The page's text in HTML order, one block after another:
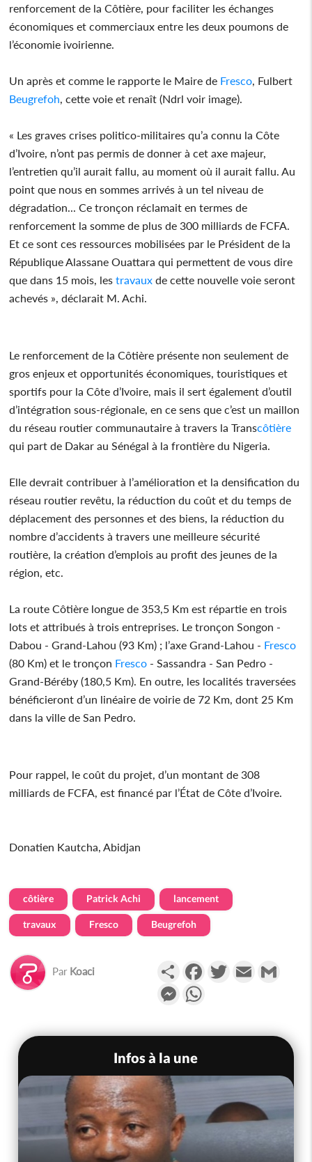
renforcement de la Côtière, pour faciliter les échanges
économiques et commerciaux entre les deux poumons de
l’économie ivoirienne.
Un après et comme le rapporte le Maire de Fresco , Fulbert
Beugrefoh , cette voie et renaît (Ndrl voir image).
« Les graves crises politico-militaires qu’a connu la Côte
d’Ivoire, n’ont pas permis de donner à cet axe majeur,
l’entretien qu’il aurait fallu, au moment où il aurait fallu. Au
point que nous en sommes arrivés à un tel niveau de
dégradation... Ce tronçon réclamait en termes de
renforcement la somme de plus de 300 milliards de FCFA.
Et ce sont ces ressources mobilisées par le Président de la
République Alassane Ouattara qui permettent de vous dire
que dans 15 mois, lestravaux de cette nouvelle voie seront
achevés », déclarait M. Achi.
Le renforcement de la Côtière présente non seulement de
gros enjeux et opportunités économiques, touristiques et
sportifs pour la Côte d’Ivoire, mais il sert également d’outil
d’intégration sous-régionale, en ce sens que c’est un maillon
du réseau routier communautaire à travers la Transcôtière
qui part de Dakar au Sénégal à la frontière du Nigeria.
Elle devrait contribuer à l’amélioration et la densification du
réseau routier revêtu, la réduction du coût et du temps de
déplacement des personnes et des biens, la réduction du
nombre d’accidents à travers une meilleure sécurité
routière, la création d’emplois au profit des jeunes de la
région, etc.
La route Côtière longue de 353,5 Km est répartie en trois
lots et attribués à trois entreprises. Le tronçon Songon -
Dabou - Grand-Lahou (93 Km) ; l’axe Grand-Lahou - Fresco
(80 Km) et le tronçon Fresco - Sassandra - San Pedro -
Grand-Béréby (180,5 Km). En outre, les localités traversées
bénéficieront d’un linéaire de voirie de 72 Km, dont 25 Km
dans la ville de San Pedro.
Pour rappel, le coût du projet, d’un montant de 308
milliards de FCFA, est financé par l’État de Côte d’Ivoire.
Donatien Kautcha, Abidjan
côtière Patrick Achi lancement
travaux Fresco Beugrefoh
Par Koaci PartagerFacebookTwitterEmail
Messenger
Infos à la une